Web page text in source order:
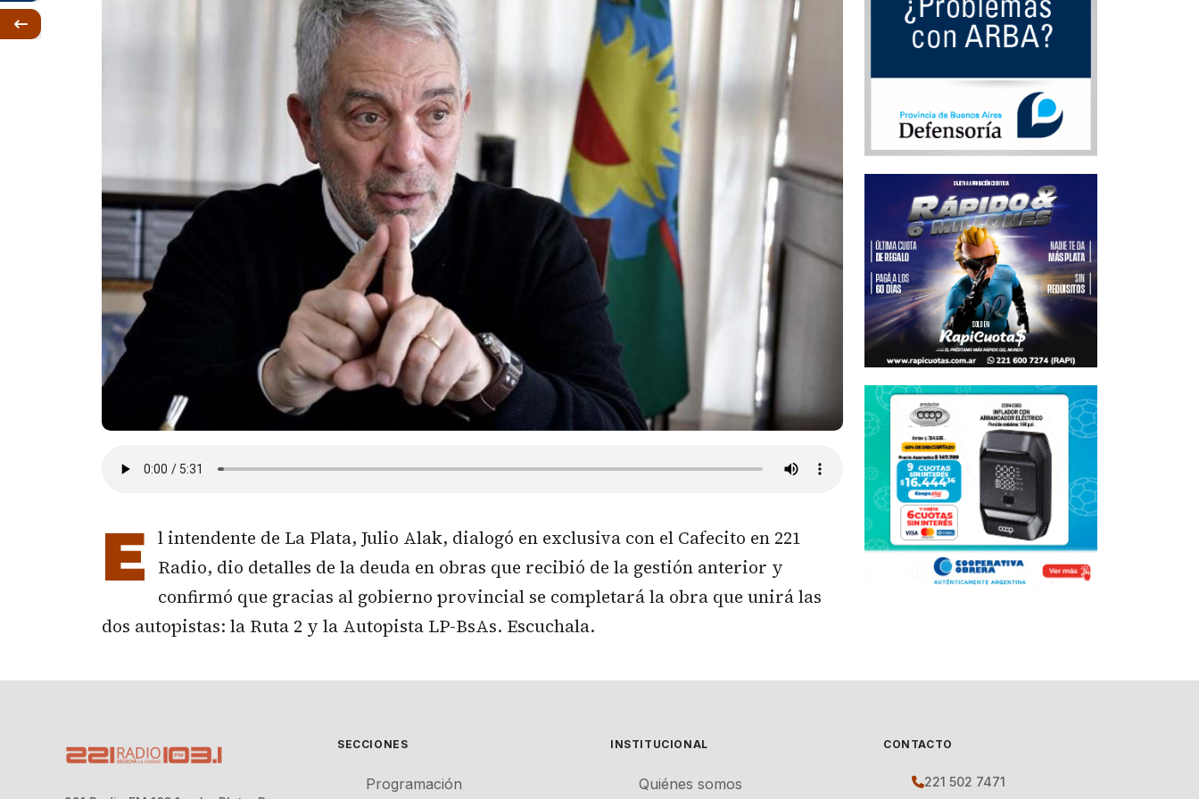
E l intendente de La Plata, Julio Alak, dialogó en exclusiva con el Cafecito en 221
Radio, dio detalles de la deuda en obras que recibió de la gestión anterior y
confirmó que gracias al gobierno provincial se completará la obra que unirá las
dos autopistas: la Ruta 2 y la Autopista LP-BsAs. Escuchala.
SECCIONES
Programación
INSTITUCIONAL
Quiénes somos
CONTACTO
221 502 7471